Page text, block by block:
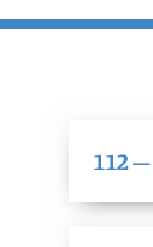
112 –